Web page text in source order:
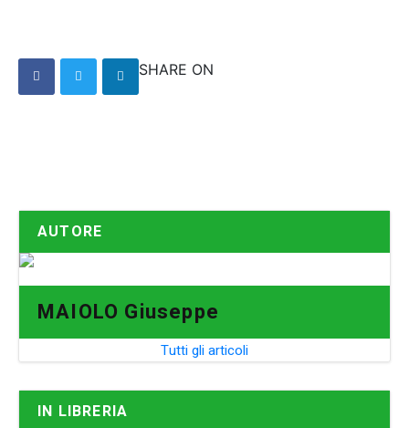
SHARE ON
AUTORE
MAIOLO Giuseppe
Tutti gli articoli
IN LIBRERIA